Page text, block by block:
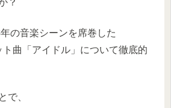
？
の音楽シーンを席巻した
曲「アイドル」について徹底的
で、